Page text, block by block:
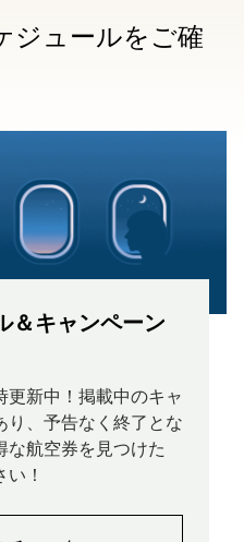
ジュールをご確
＆キャンペーン
更新中！掲載中のキャ
り、予告なく終了とな
な航空券を見つけた
！